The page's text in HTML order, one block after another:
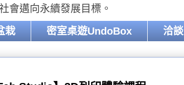
會邁向永續發展目標。
栽 密室桌遊UndoBox 洽